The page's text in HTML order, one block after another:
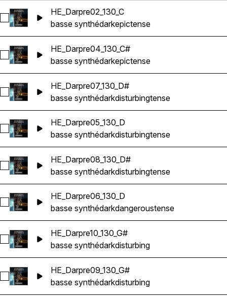
Sélectionnez HE_Darpre02_130_C
HE_Darpre02_130_C
basse synthédarkepictense
Sélectionnez HE_Darpre04_130_C#
HE_Darpre04_130_C#
basse synthédarkepictense
Sélectionnez HE_Darpre07_130_D#
HE_Darpre07_130_D#
basse synthédarkdisturbingtense
Sélectionnez HE_Darpre05_130_D
HE_Darpre05_130_D
basse synthédarkdisturbingtense
Sélectionnez HE_Darpre08_130_D#
HE_Darpre08_130_D#
basse synthédarkdisturbingtense
Sélectionnez HE_Darpre06_130_D
HE_Darpre06_130_D
basse synthédarkdangeroustense
Sélectionnez HE_Darpre10_130_G#
HE_Darpre10_130_G#
basse synthédarkdisturbing
Sélectionnez HE_Darpre09_130_G#
HE_Darpre09_130_G#
basse synthédarkdisturbing